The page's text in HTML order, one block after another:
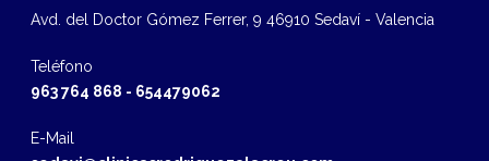
Avd. del Doctor Gómez Ferrer, 9 46910 Sedaví - Valencia
Teléfono
963 764 868 - 654479062
E-Mail